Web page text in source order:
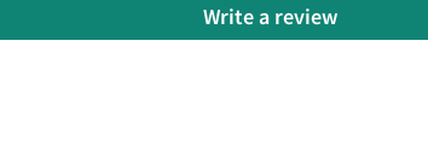
Write a review